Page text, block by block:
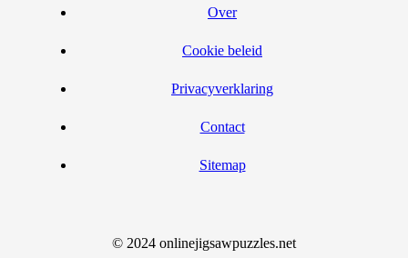
Over
Cookie beleid
Privacyverklaring
Contact
Sitemap
© 2024 onlinejigsawpuzzles.net